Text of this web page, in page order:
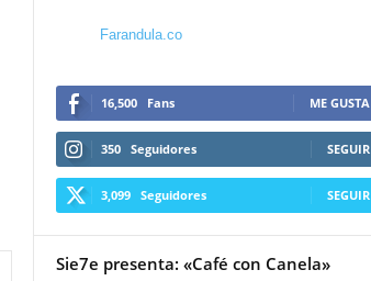
Farandula.co
16,500 Fans ME GUSTA
350 Seguidores SEGUIR
3,099 Seguidores SEGUIR
Sie7e presenta: «Café con Canela»